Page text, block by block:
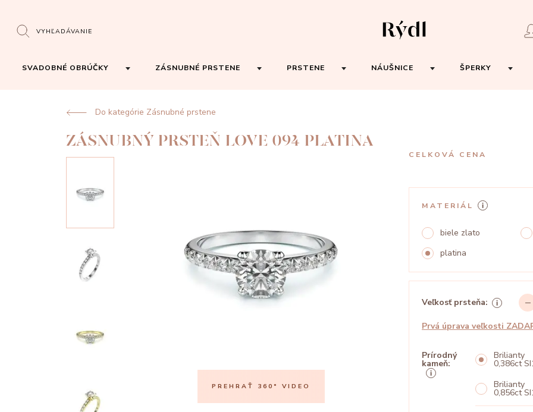
VYHĽADÁVANIE
SVADOBNÉ OBRÚČKY ZÁSNUBNÉ PRSTENE PRSTENE NÁUŠNICE ŠPERKY
Do kategórie Zásnubné prstene
ZÁSNUBNÝ PRSTEŇ LOVE 094 PLATINA
PREHRAŤ 360° VIDEO PREHRAŤ
CELKOVÁ CENA
MATERIÁL
biele zlato
platina
Veľkosť prsteňa:
Prvá úprava veľkosti
Prírodný
kameň:
Brilianty
0,386ct
Brilianty
0,856ct